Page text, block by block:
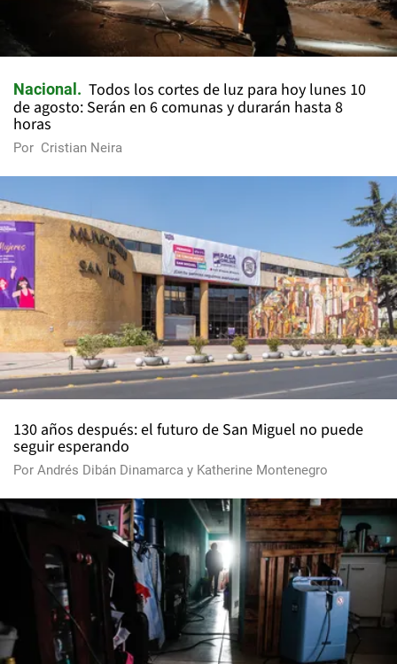
Nacional
Todos los cortes de luz para hoy lunes 10
de agosto: Serán en 6 comunas y durarán hasta 8
horas
Por Cristian Neira
130 años después: el futuro de San Miguel no puede
seguir esperando
Por Andrés Dibán Dinamarca y Katherine Montenegro